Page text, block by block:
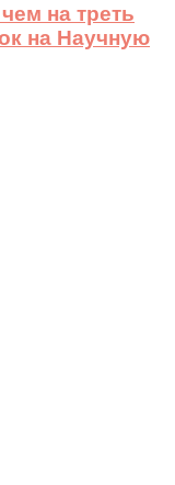
на треть
на Научную